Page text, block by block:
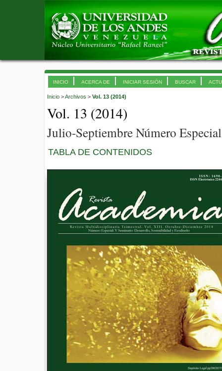
INICIO ACERCA DE INICIAR SESIÓN BUSCAR
Inicio >Archivos > Vol. 13 (2014)
Vol. 13 (2014)
Julio-Septiembre Número Especial
TABLA DE CONTENIDOS